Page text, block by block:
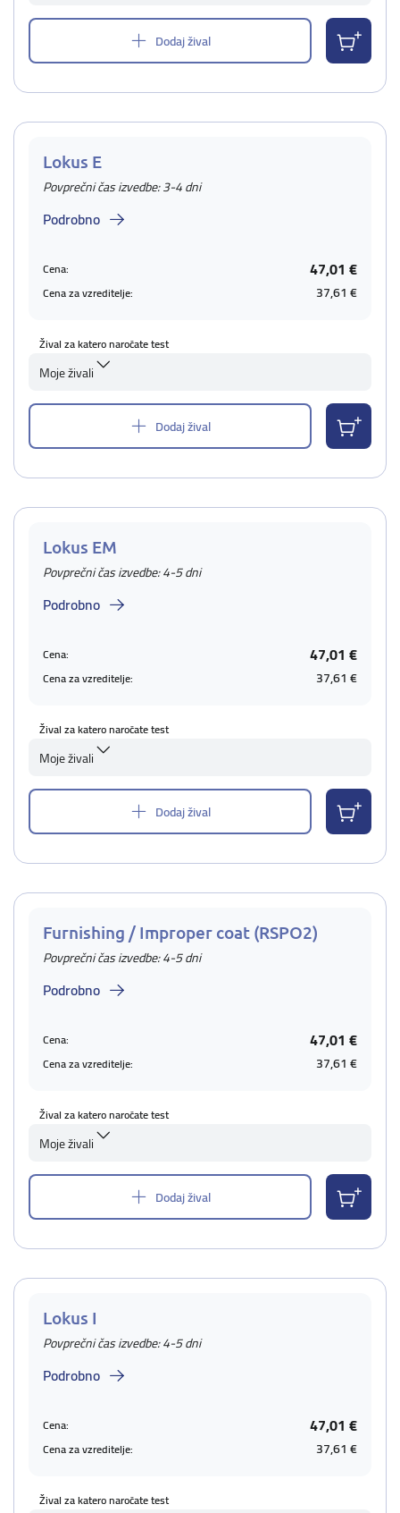
Dodaj žival
Lokus E
Povprečni čas izvedbe: 3-4 dni
Podrobno
Cena: 47,01 €
Cena za vzreditelje: 37,61 €
Žival za katero naročate test
Moje živali
Dodaj žival
Lokus EM
Povprečni čas izvedbe: 4-5 dni
Podrobno
Cena: 47,01 €
Cena za vzreditelje: 37,61 €
Žival za katero naročate test
Moje živali
Dodaj žival
Furnishing / Improper coat (RSPO2)
Povprečni čas izvedbe: 4-5 dni
Podrobno
Cena: 47,01 €
Cena za vzreditelje: 37,61 €
Žival za katero naročate test
Moje živali
Dodaj žival
Lokus I
Povprečni čas izvedbe: 4-5 dni
Podrobno
Cena: 47,01 €
Cena za vzreditelje: 37,61 €
Žival za katero naročate test